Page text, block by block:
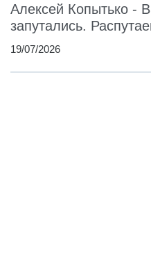
Алексей Копытько -
запутались.
19/07/2026